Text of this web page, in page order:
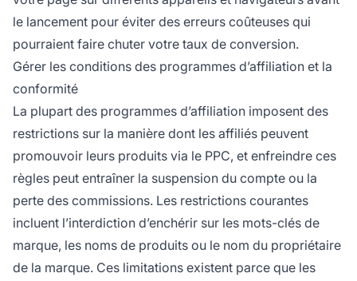
le lancement pour éviter des erreurs coûteuses qui
pourraient faire chuter votre taux de conversion.
Gérer les conditions des programmes d’affiliation et la
conformité
La plupart des programmes d’affiliation imposent des
restrictions sur la manière dont les affiliés peuvent
promouvoir leurs produits via le PPC, et enfreindre ces
règles peut entraîner la suspension du compte ou la
perte des commissions. Les restrictions courantes
incluent l’interdiction d’enchérir sur les mots-clés de
marque, les noms de produits ou le nom du propriétaire
de la marque. Ces limitations existent parce que les